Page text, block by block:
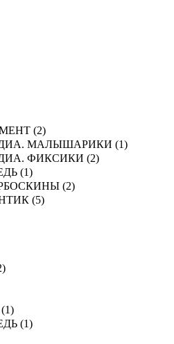
(2)
МАЛЫШАРИКИ (1)
ФИКСИКИ (2)
(1)
(2)
(5)
)
1)
(1)